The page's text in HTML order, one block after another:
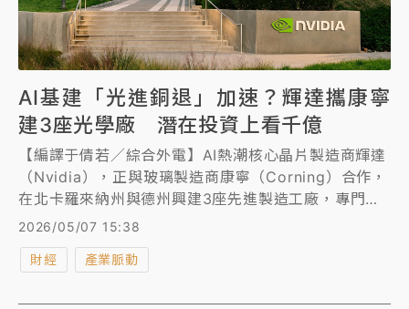
AI基建「光進銅退」加速？輝達攜康寧
建3座光學廠 潛在投資上看千億
【編譯于倩若／綜合外電】AI熱潮核心晶片製造商輝達
（Nvidia），正與玻璃製造商康寧（Corning）合作，
在北卡羅來納州與德州興建3座先進製造工廠，專門用
於光學技術生產，服務輝達。
2026/05/07 15:38
財經 產業脈動